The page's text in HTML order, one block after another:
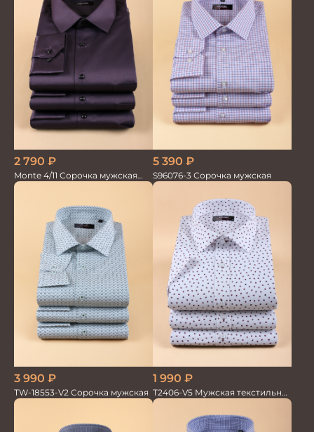
2 790 ₽
Monte 4/11 Сорочка мужская
кор.рукав
5 390 ₽
S96076-3 Сорочка мужская
3 990 ₽
TW-18553-V2 Сорочка мужская
1 990 ₽
T2406-V5 Мужская текстильная
рубашка / Сорочка